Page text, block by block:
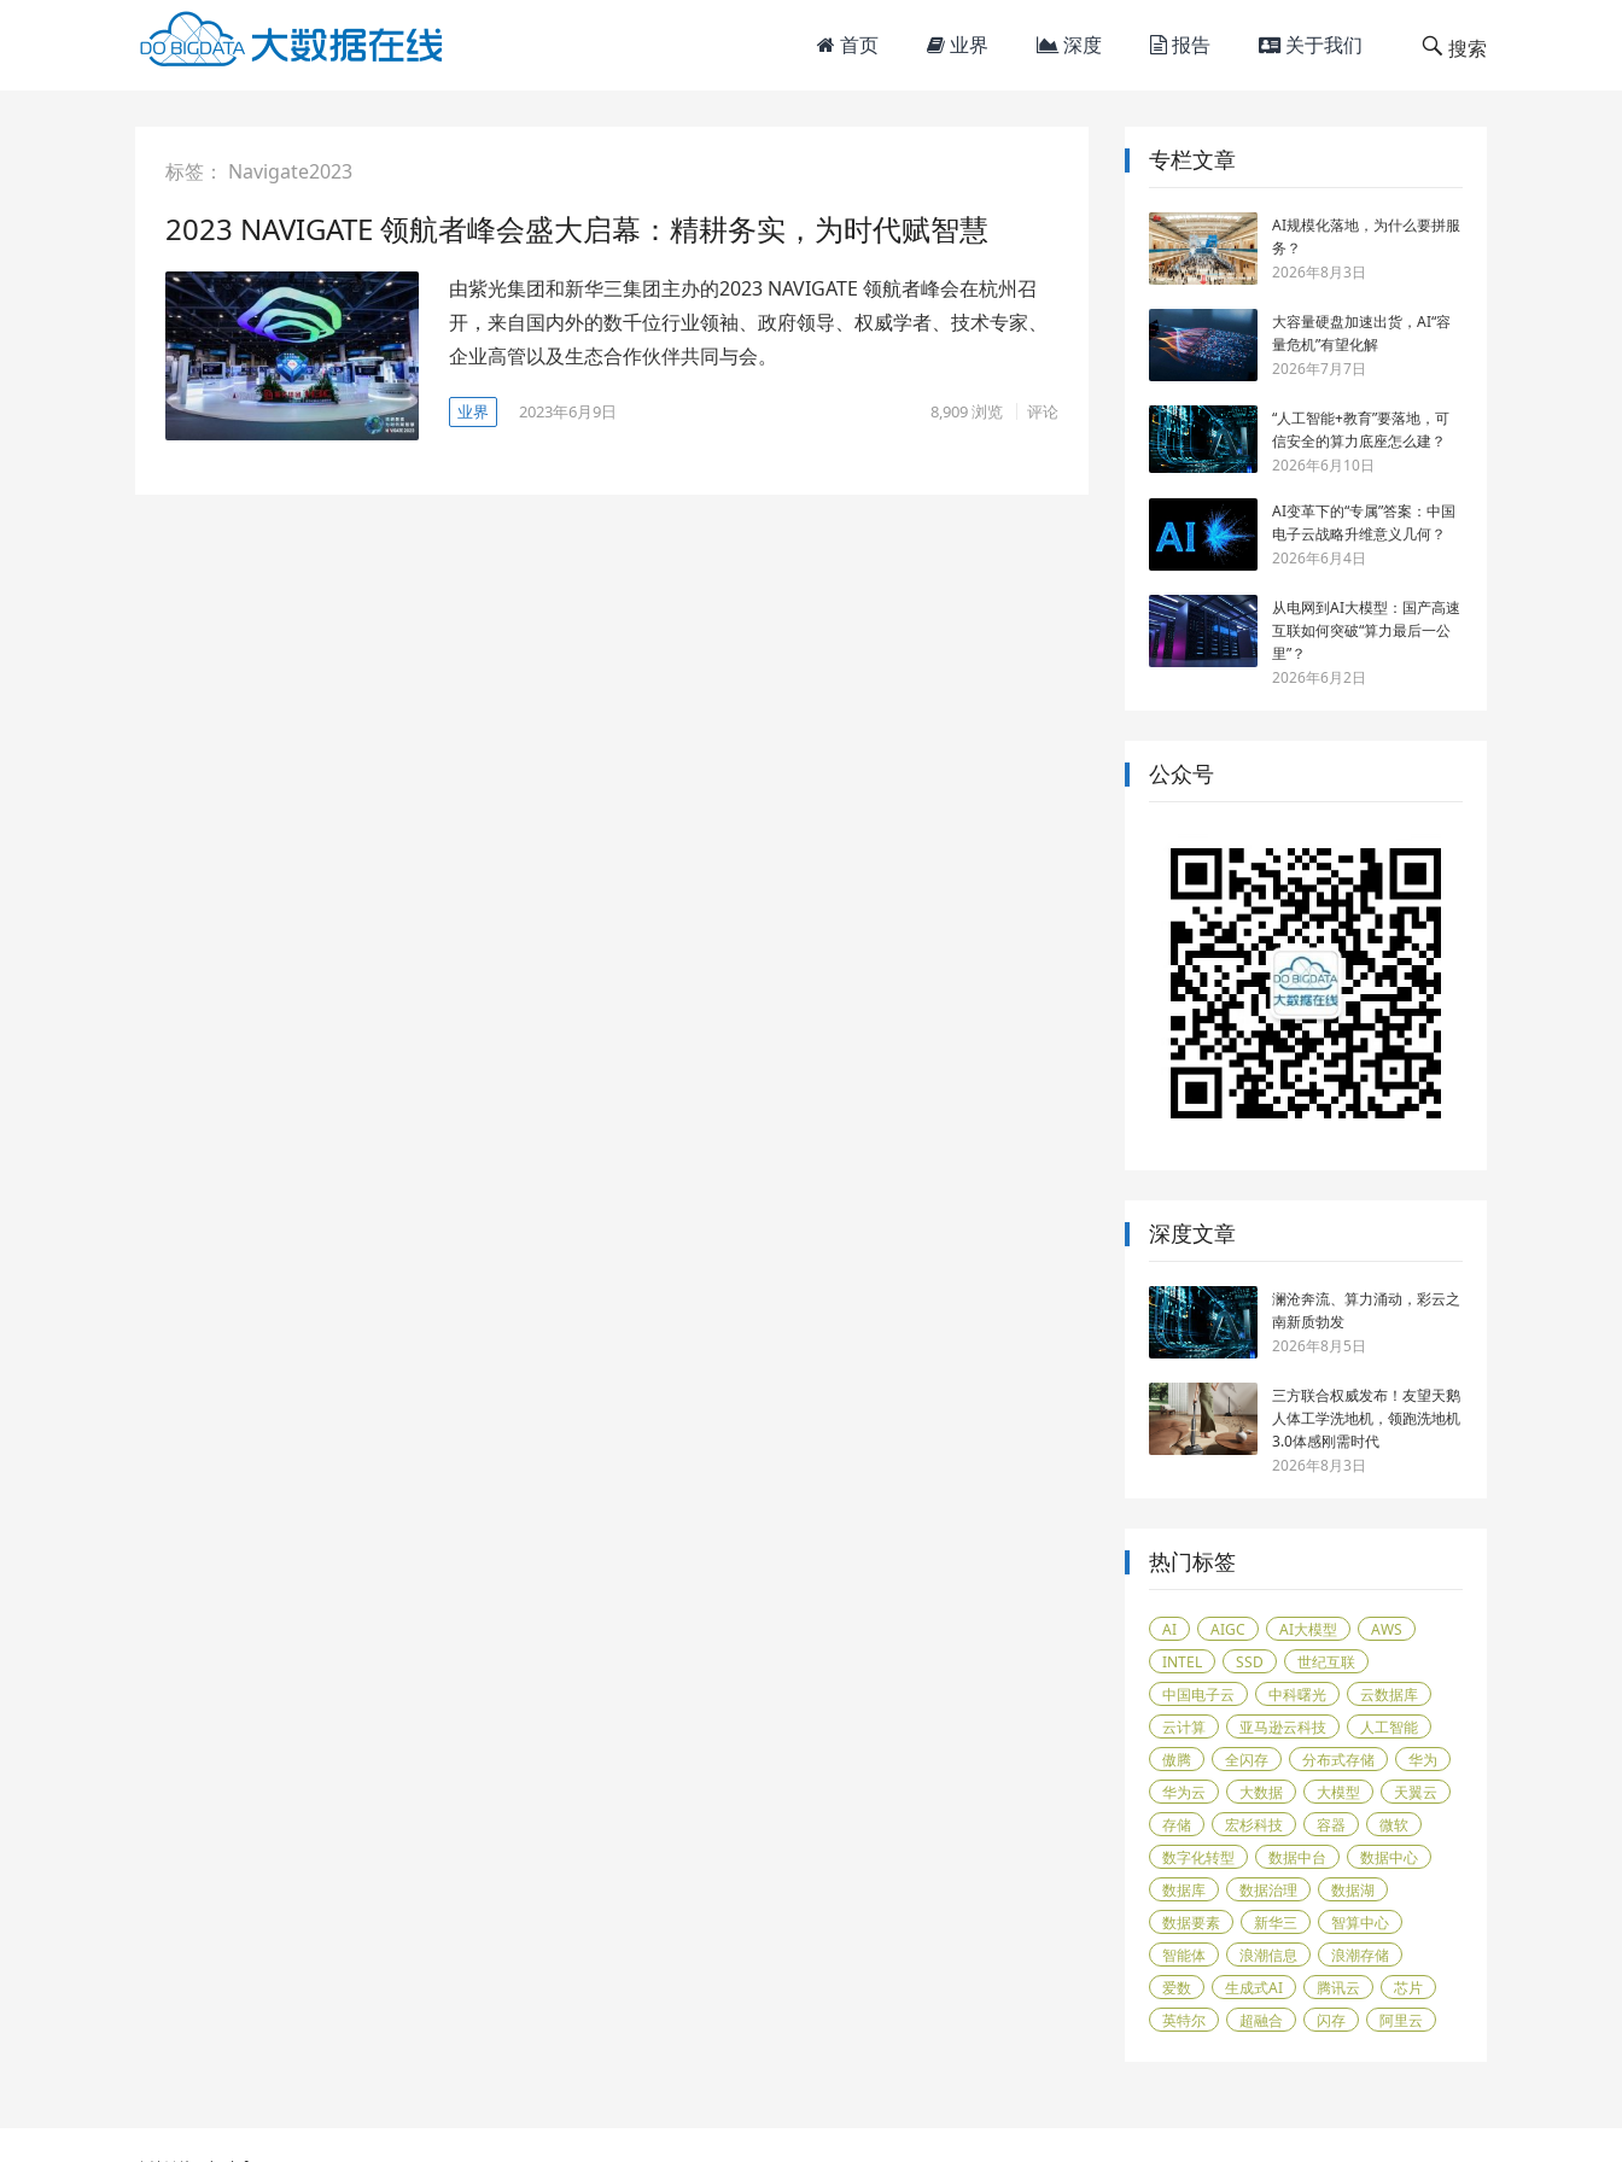
首页 业界 深度 报告 关于我们 搜索
标签： Navigate2023
2023 NAVIGATE 领航者峰会盛大启幕：精耕务实，为时代赋智慧
由紫光集团和新华三集团主办的2023 NAVIGATE 领航者峰会在杭州召
开，来自国内外的数千位行业领袖、政府领导、权威学者、技术专家、
企业高管以及生态合作伙伴共同与会。
业界 2023年6月9日 8,909浏览 评论
专栏文章
AI规模化落地，为什么要拼服
务？
2026年8月3日
大容量硬盘加速出货，AI“容
量危机”有望化解
2026年7月7日
“人工智能+教育”要落地，可
信安全的算力底座怎么建？
2026年6月10日
AI变革下的“专属”答案：中国
电子云战略升维意义几何？
2026年6月4日
从电网到AI大模型：国产高速
互联如何突破“算力最后一公
里”？
2026年6月2日
公众号
深度文章
澜沧奔流、算力涌动，彩云之
南新质勃发
2026年8月5日
三方联合权威发布！友望天鹅
人体工学洗地机，领跑洗地机
3.0体感刚需时代
2026年8月3日
热门标签
AI AIGC AI大模型
AWS
INTEL
SSD
世纪互联
中国电子云
中科曙光
云数据库
云计算
亚马逊云科技
人工智能
傲腾
全闪存 分布式存储
华为
华为云
大数据 大模型
天翼云
存储
宏杉科技 容器
微软
数字化转型
数据中台
数据中心
数据库
数据治理
数据湖
数据要素
新华三
智算中心
智能体
浪潮信息
浪潮存储
爱数
生成式AI 腾讯云
芯片
英特尔
超融合 闪存 阿里云